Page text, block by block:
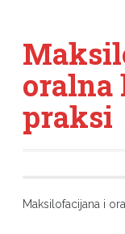
oralna
praksi
Maksilofacijana i